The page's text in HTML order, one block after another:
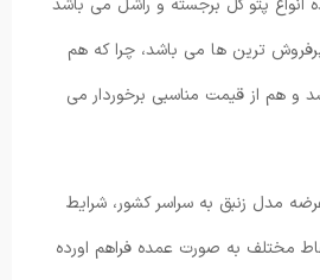
انواع پتو گل برجسته و راشل می باشد
ترین ها می باشد، چرا که هم
و هم از قیمت مناسبی برخوردار می
مدل زنبق به سراسر کشور، شرایط
مختلف به صورت عمده فراهم اورده